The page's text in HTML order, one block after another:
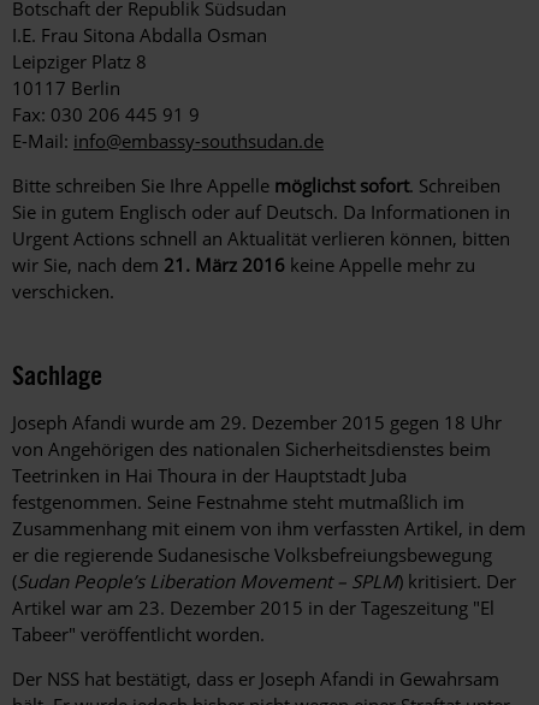
Botschaft der Republik Südsudan
I.E. Frau Sitona Abdalla Osman
Leipziger Platz 8
10117 Berlin
Fax: 030 206 445 91 9
E-Mail: info@embassy-southsudan.de
Bitte schreiben Sie Ihre Appelle möglichst sofort. Schreiben
Sie in gutem Englisch oder auf Deutsch. Da Informationen in
Urgent Actions schnell an Aktualität verlieren können, bitten
wir Sie, nach dem 21. März 2016 keine Appelle mehr zu
verschicken.
Sachlage
Joseph Afandi wurde am 29. Dezember 2015 gegen 18 Uhr
von Angehörigen des nationalen Sicherheitsdienstes beim
Teetrinken in Hai Thoura in der Hauptstadt Juba
festgenommen. Seine Festnahme steht mutmaßlich im
Zusammenhang mit einem von ihm verfassten Artikel, in dem
er die regierende Sudanesische Volksbefreiungsbewegung
(Sudan People’s Liberation Movement – SPLM) kritisiert. Der
Artikel war am 23. Dezember 2015 in der Tageszeitung "El
Tabeer" veröffentlicht worden.
Der NSS hat bestätigt, dass er Joseph Afandi in Gewahrsam